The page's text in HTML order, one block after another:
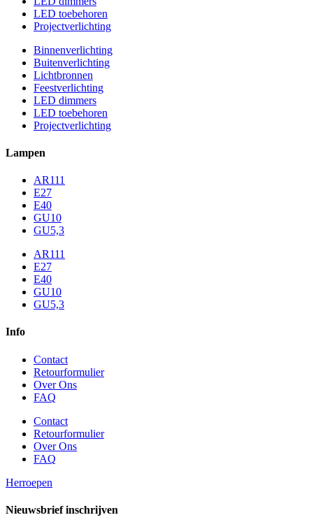
LED toebehoren
Projectverlichting
Binnenverlichting
Buitenverlichting
Lichtbronnen
Feestverlichting
LED dimmers
LED toebehoren
Projectverlichting
Lampen
AR111
E27
E40
GU10
GU5,3
AR111
E27
E40
GU10
GU5,3
Info
Contact
Retourformulier
Over Ons
FAQ
Contact
Retourformulier
Over Ons
FAQ
Herroepen
Nieuwsbrief inschrijven